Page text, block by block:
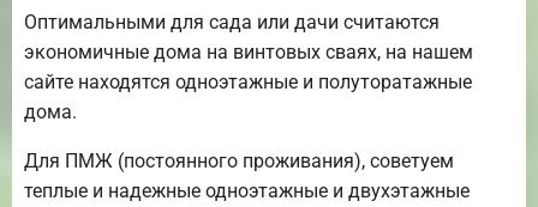
Оптимальными для сада или дачи считаются
экономичные дома на винтовых сваях, на нашем
сайте находятся одноэтажные и полуторатажные
дома.
Для ПМЖ (постоянного проживания), советуем
теплые и надежные одноэтажные и двухэтажные